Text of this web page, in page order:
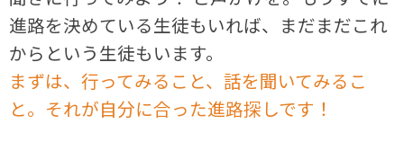
進路を決めている生徒もいれば、まだまだこれ
からという生徒もいます。
まずは、行ってみること、話を聞いてみるこ
と。それが自分に合った進路探しです！